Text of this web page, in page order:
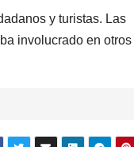
y turistas. Las
involucrado en otros